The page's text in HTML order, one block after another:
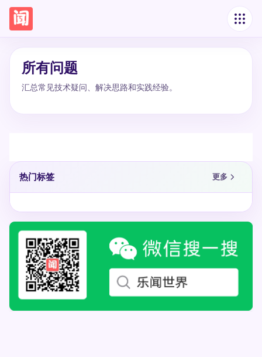
所有问题
汇总常见技术疑问、解决思路和实践经验。
热门标签 更多